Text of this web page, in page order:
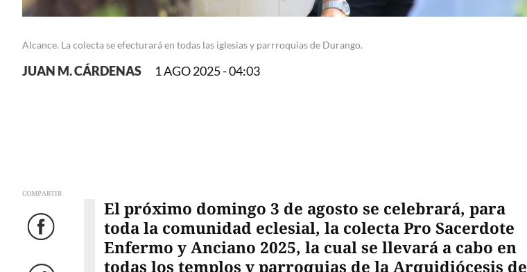
Alcance. La colecta se efecturará en todas las iglesias y parrroquias de Durango.
JUAN M. CÁRDENAS 1 AGO 2025 - 04:03
COMPARTIR
Facebook
El próximo domingo 3 de agosto se celebrará, para
toda la comunidad eclesial, la colecta Pro Sacerdote
Enfermo y Anciano 2025, la cual se llevará a cabo en
todas los templos y parroquias de la Arquidiócesis de